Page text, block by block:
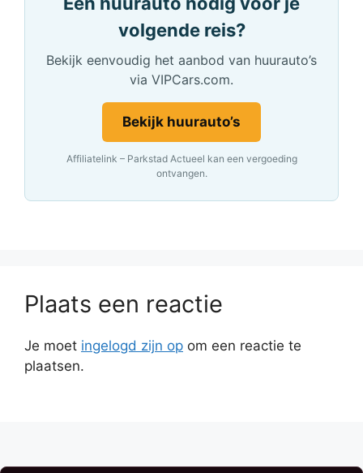
volgende reis?
Bekijk eenvoudig het aanbod van huurauto’s
via VIPCars.com.
Bekijk huurauto’s
Affiliatelink – Parkstad Actueel kan een vergoeding
ontvangen.
Plaats een reactie
Je moet ingelogd zijn op om een reactie te
plaatsen.